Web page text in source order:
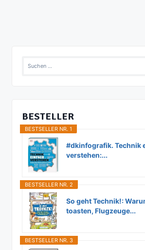
Suchen
BESTELLER
BESTSELLER NR. 1
#dkinfografik. Technik
verstehen:...
BESTSELLER NR. 2
So geht Technik!:
toasten, Flugzeuge...
BESTSELLER NR. 3